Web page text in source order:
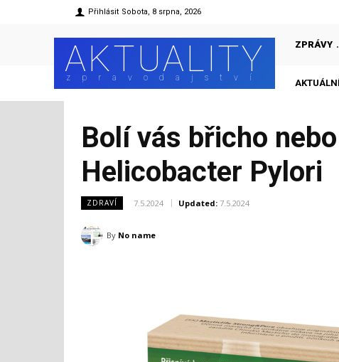
Přihlásit Sobota, 8 srpna, 2026
AKTUALITY
zpravodajství
ZPRÁVY
Bolí vás břicho
Helicobacter Pylori
ZDRAVÍ 7.5.2024 Updated: 7.5.2024
By No name